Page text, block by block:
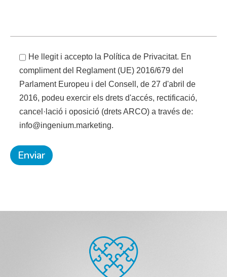
He llegit i accepto la Política de Privacitat. En
compliment del Reglament (UE) 2016/679 del
Parlament Europeu i del Consell, de 27 d'abril de
2016, podeu exercir els drets d'accés, rectificació,
cancel·lació i oposició (drets ARCO) a través de:
info@ingenium.marketing.